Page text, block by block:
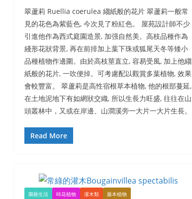
翠蘆莉 Ruellia coerulea 縐紙般的花片 翠蘆莉一般常
見的花色為紫藍色, 今次見了粉紅色。 屋苑設計師不少
引進他作為西式庭園造景, 加强自然美。高枝品種作為
綫形花狀背景, 再在前排加上葉下珠或狐尾天冬等矮小
品種植物作邊圍。由於高枝莖直立, 容易受風, 加上他縐
紙般的花片, 一吹便掉。可考慮配以觀賞多葉植物, 效果
會較豐富。 翠蘆莉是高性宿根草本植物, 他的根部蔓延,
在土地泥地下有如網狀交織, 所以生長力旺盛, 往往在山
頭叢林中，又或在岸邊、山澗溪旁一大片一大片生長。
Read More
園藝生活 時花植物 灌木類 藤本植物